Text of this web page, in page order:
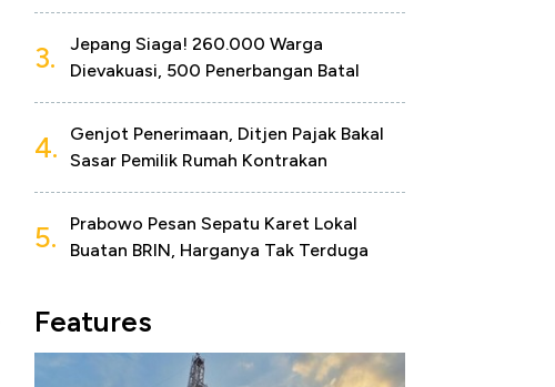
3.
Jepang Siaga! 260.000 Warga
Dievakuasi, 500 Penerbangan Batal
4.
Genjot Penerimaan, Ditjen Pajak Bakal
Sasar Pemilik Rumah Kontrakan
5.
Prabowo Pesan Sepatu Karet Lokal
Buatan BRIN, Harganya Tak Terduga
Features